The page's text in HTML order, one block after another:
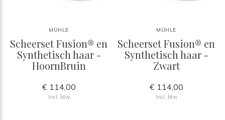
MÜHLE
Scheerset Fusion® en
Synthetisch haar -
HoornBruin
€ 114,00
Incl. btw
MÜHLE
Scheerset Fusion® en
Synthetisch haar -
Zwart
€ 114,00
Incl. btw